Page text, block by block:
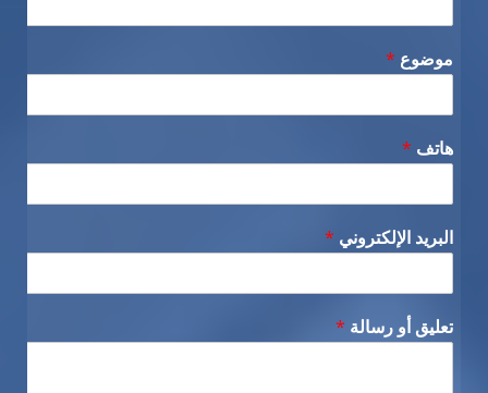
موضوع *
هاتف *
البريد الإلكتروني *
تعليق أو رسالة *